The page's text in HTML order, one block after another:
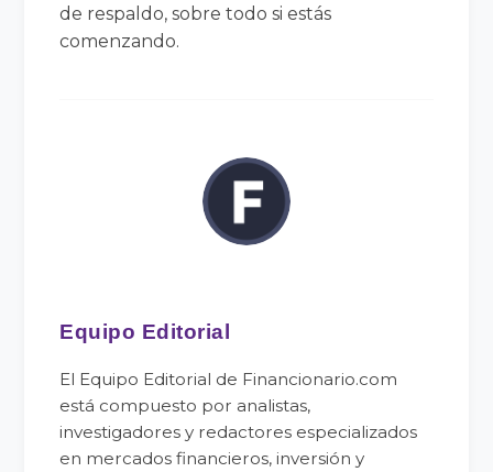
de respaldo, sobre todo si estás
comenzando.
Equipo Editorial
El Equipo Editorial de Financionario.com
está compuesto por analistas,
investigadores y redactores especializados
en mercados financieros, inversión y